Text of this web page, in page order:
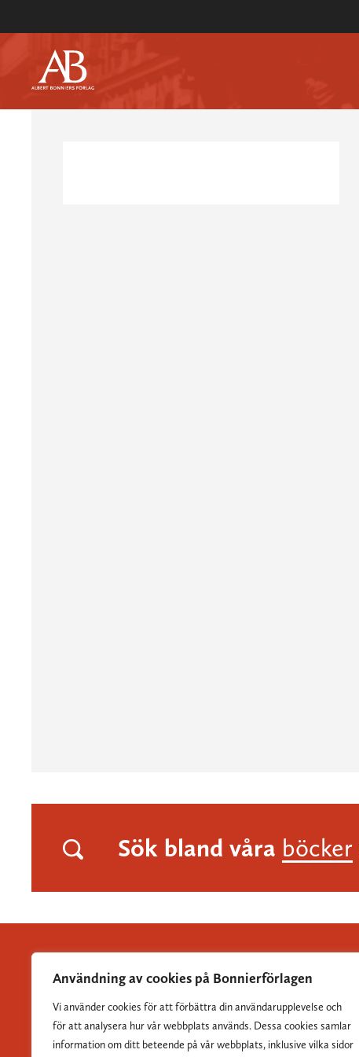
Användning av cookies på Bonnierförlagen
Vi använder cookies för att förbättra din användarupplevelse och
för att analysera hur vår webbplats används. Dessa cookies samlar
information om ditt beteende på vår webbplats, inklusive vilka sidor
Sök bland våra böcker
Albert Bonniers Förlag grundades 1837 och är Sveriges
största skönlitterära förlag.